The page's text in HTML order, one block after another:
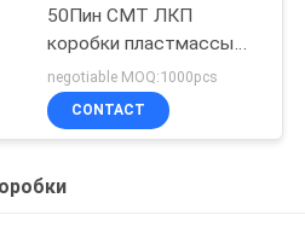
50Пин СМТ ЛКП
коробки пластмассы
1,27 с материалом
РОХС Дифф.Пост
высокотемпературным
negotiable MOQ:1000pcs
CONTACT